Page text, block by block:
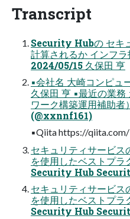
Transcript
Security Hubの セキ
計算されるか インフ
2024/05/15 久保田 亨
▪会社名 大崎コンピュ
久保田 亨 ▪最近の業務
ワーク構築運用補助
(@xxnnf161)
▪Qiita https://
セキュリティサービス
を使用したベストプ
Security Hub
セキュリティサービス
を使用したベストプ
Security Hub